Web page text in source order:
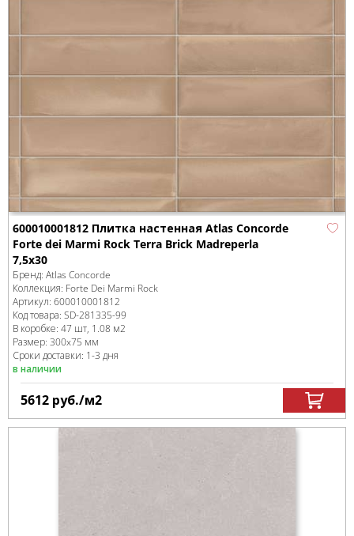
600010001812 Плитка настенная Atlas Concorde
Forte dei Marmi Rock Terra Brick Madreperla
7,5x30
Бренд: Atlas Concorde
Коллекция: Forte Dei Marmi Rock
Артикул: 600010001812
Код товара: SD-281335-99
В коробке: 47 шт, 1.08 м2
Размер: 300x75 мм
Сроки доставки: 1-3 дня
в наличии
5612 руб./м2